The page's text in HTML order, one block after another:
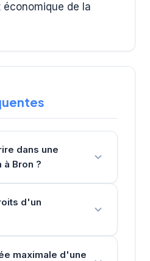
de la
dans une
Bron ?
d'un
maximale d'une